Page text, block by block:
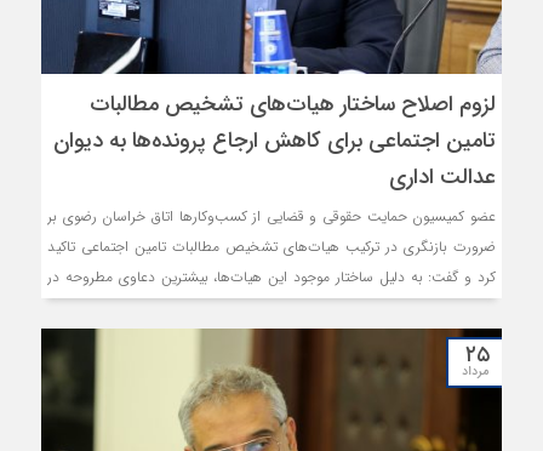
لزوم اصلاح ساختار هیات‌های تشخیص مطالبات
تامین اجتماعی برای کاهش ارجاع پرونده‌ها به دیوان
عدالت اداری
عضو کمیسیون حمایت حقوقی و قضایی از کسب‌وکارها اتاق خراسان رضوی بر
ضرورت بازنگری در ترکیب هیات‌های تشخیص مطالبات تامین اجتماعی تاکید
کرد و گفت: به دلیل ساختار موجود این هیات‌ها، بیشترین دعاوی مطروحه در
اجتماعی بوده است.
۲۵
مرداد